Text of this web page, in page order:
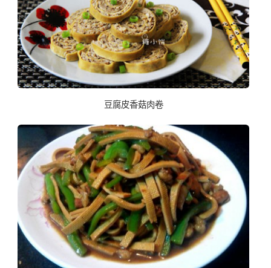
豆腐皮香菇肉卷